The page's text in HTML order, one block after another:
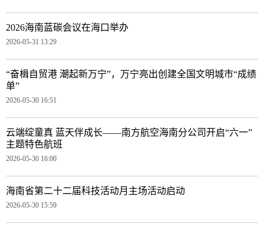
2026海南蓝碳会议在海口举办
2026-05-31 13:29
“奋楫自贸港 潮起新万宁”，万宁亮出创建全国文明城市“成绩
单”
2026-05-30 16:51
云端绽童真 蓝天伴成长——南方航空海南分公司开启“六一”
主题特色航班
2026-05-30 16:00
海南省第二十二届科技活动月主场活动启动
2026-05-30 15:59